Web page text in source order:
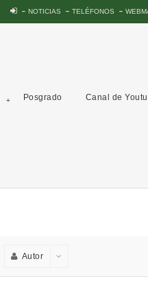
NOTICIAS TELÉFONOS
Posgrado Canal de
Autor